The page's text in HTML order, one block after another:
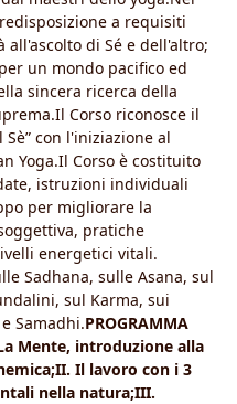
a requisiti
di Sé e dell'altro;
un mondo pacifico ed
sincera ricerca della
Corso riconosce il
con l'iniziazione al
Yoga.Il Corso è costituito
istruzioni individuali
per migliorare la
pratiche
energetici vitali.
Sadhana, sulle Asana, sul
sul Karma, sui
Samadhi.PROGRAMMA
La Mente, introduzione alla
Il lavoro con i 3
nella natura;III.